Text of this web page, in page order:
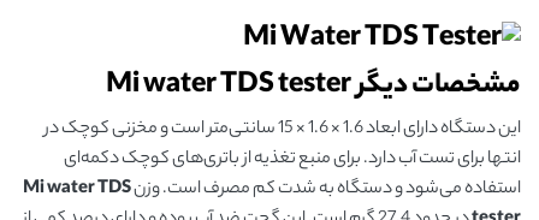
مشخصاتدیگرMi water TDS tester
این دستگاه دارای ابعاد 1.6 × 1.6 × 15 سانتی‌متر است و مخزنی کوچک در
انتها برای تست آب دارد. برای منبع تغذیه از باتری‌های کوچک دکمه‌ای
استفاده می‌شود و دستگاه به شدت کم مصرف است. وزنMi water TDS